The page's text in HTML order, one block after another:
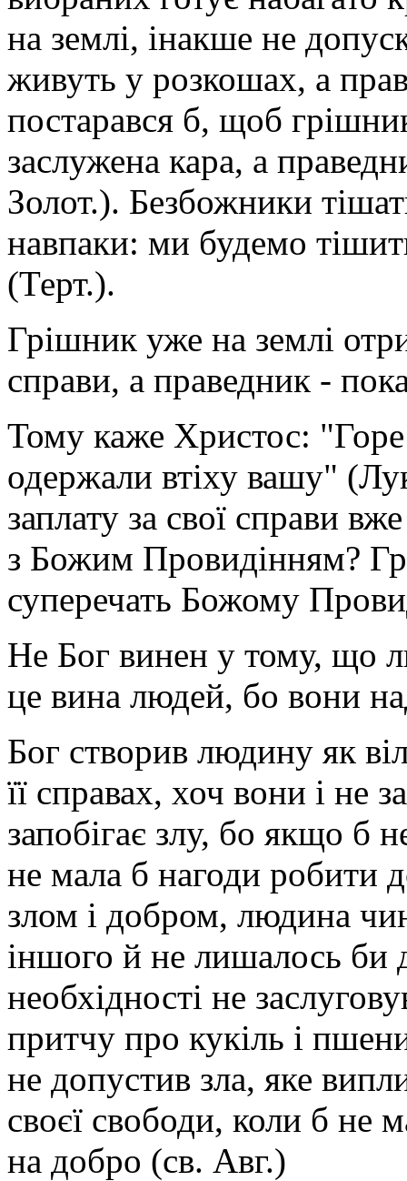
на землі, інакше не
живуть у розкошах, а
постарався б, щоб
заслужена кара, а
Золот.). Безбожники
навпаки: ми будемо
(Терт.).
Грішник уже на землі
справи, а праведник -
Тому каже Христос:
одержали втіху вашу"
заплату за свої справи
з Божим Провидінням?
суперечать Божому
Не Бог винен у тому, що
це вина людей, бо вони
Бог створив людину як
її справах, хоч вони і не
запобігає злу, бо якщо б
не мала б нагоди
злом і добром, людина
іншого й не лишалось би
необхідності не
притчу про кукіль і
не допустив зла, яке
своєї свободи, коли б не
на добро (св. Авг.)